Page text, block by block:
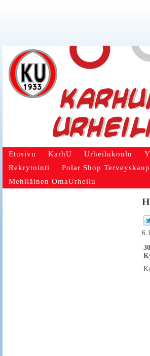
Etusivu KarhU Urheilukoulu
Rekrytointi
Polar Shop
Mehiläinen OmaUrheilu